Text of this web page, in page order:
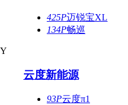
425P迈锐宝XL
134P畅巡
Y
云度新能源
93P云度π1